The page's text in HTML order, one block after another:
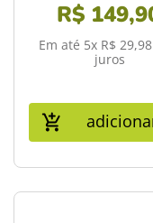
R$ 149,
Em até 5x R$ 29,98
juros